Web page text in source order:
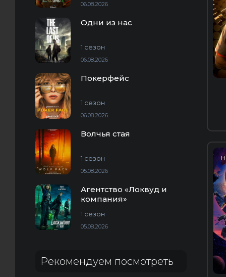
06.08.2026
Одни из нас
1 сезон
06.08.2026
Покерфейс
1 сезон
06.08.2026
Волчья стая
1 сезон
05.08.2026
Агентство «Локвуд и
компания»
1 сезон
05.08.2026
Рекомендуем посмотреть